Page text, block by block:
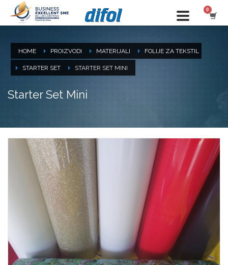
HOME PROIZVODI MATERIJALI FOLIJE ZA TEKSTIL
STARTER SET STARTER SET MINI
Starter Set Mini